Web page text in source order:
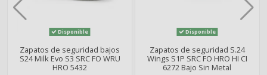
Disponible
Zapatos de seguridad bajos
S24 Milk Evo S3 SRC FO WRU
HRO 5432
Disponible
Zapatos de seguridad S.24
Wings S1P SRC FO HRO HI CI
6272 Bajo Sin Metal